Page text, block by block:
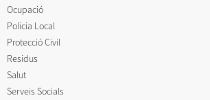
Ocupació
Policia Local
Protecció Civil
Residus
Salut
Serveis Socials